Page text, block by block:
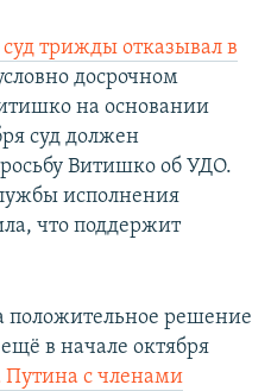
трижды отказывал в
досрочном
на основании
суд должен
Витишко об УДО.
исполнения
что поддержит
положительное решение
в начале октября
Путина с членами